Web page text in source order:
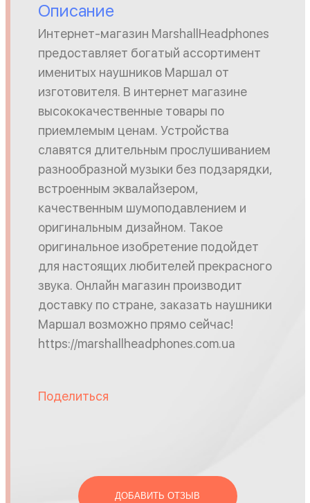
Описание
Интернет-магазин MarshallHeadphones
предоставляет богатый ассортимент
именитых наушников Маршал от
изготовителя. В интернет магазине
высококачественные товары по
приемлемым ценам. Устройства
славятся длительным прослушиванием
разнообразной музыки без подзарядки,
встроенным эквалайзером,
качественным шумоподавлением и
оригинальным дизайном. Такое
оригинальное изобретение подойдет
для настоящих любителей прекрасного
звука. Онлайн магазин производит
доставку по стране, заказать наушники
Маршал возможно прямо сейчас!
https://marshallheadphones.com.ua
Поделиться
ДОБАВИТЬ ОТЗЫВ